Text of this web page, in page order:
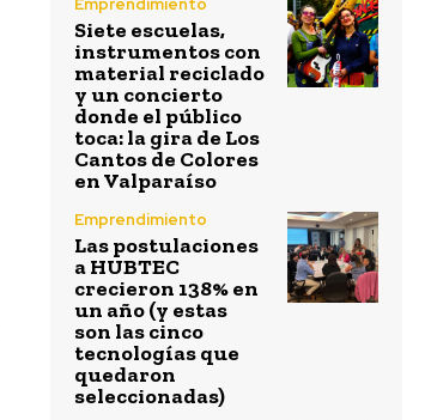
Emprendimiento
Siete escuelas,
instrumentos con
material reciclado
y un concierto
donde el público
toca: la gira de Los
Cantos de Colores
en Valparaíso
Emprendimiento
Las postulaciones
a HUBTEC
crecieron 138% en
un año (y estas
son las cinco
tecnologías que
quedaron
seleccionadas)